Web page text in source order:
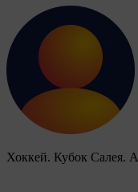
Хоккей. Кубок Салея.